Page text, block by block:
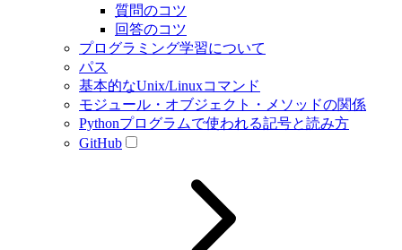
質問のコツ
回答のコツ
プログラミング学習について
パス
基本的なUnix/Linuxコマンド
モジュール・オブジェクト・メソッドの関係
Pythonプログラムで使われる記号と読み方
GitHub